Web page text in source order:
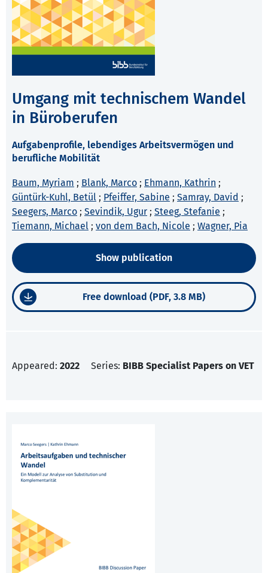
Umgang mit technischem Wandel
in Büroberufen
Aufgabenprofile, lebendiges Arbeitsvermögen und
berufliche Mobilität
Baum, Myriam ; Blank, Marco ; Ehmann, Kathrin ;
Güntürk-Kuhl, Betül ; Pfeiffer, Sabine ; Samray, David ;
Seegers, Marco ; Sevindik, Ugur ; Steeg, Stefanie ;
Tiemann, Michael ; von dem Bach, Nicole ; Wagner, Pia
Show publication
Free download (PDF, 3.8 MB)
Appeared: 2022 Series: BIBB Specialist Papers on VET